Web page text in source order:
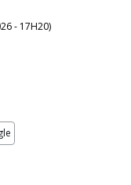
- 17H20)